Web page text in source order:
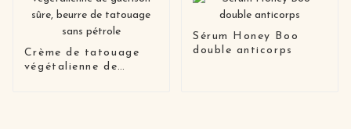
Crème de tatouage
végétalienne de
Sérum Honey Boo
double anticorps